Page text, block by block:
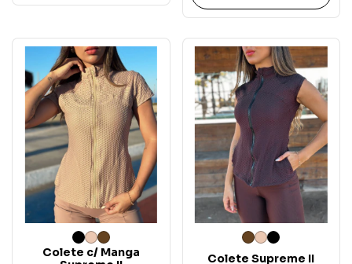
Colete c/ Manga
Colete Supreme II